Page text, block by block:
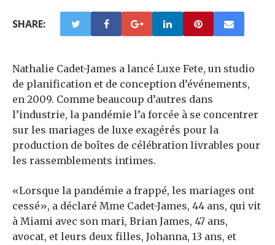
SHARE:
Nathalie Cadet-James a lancé Luxe Fete, un studio
de planification et de conception d’événements,
en 2009. Comme beaucoup d’autres dans
l’industrie, la pandémie l’a forcée à se concentrer
sur les mariages de luxe exagérés pour la
production de boîtes de célébration livrables pour
les rassemblements intimes.
«Lorsque la pandémie a frappé, les mariages ont
cessé», a déclaré Mme Cadet-James, 44 ans, qui vit
à Miami avec son mari, Brian James, 47 ans,
avocat, et leurs deux filles, Johanna, 13 ans, et